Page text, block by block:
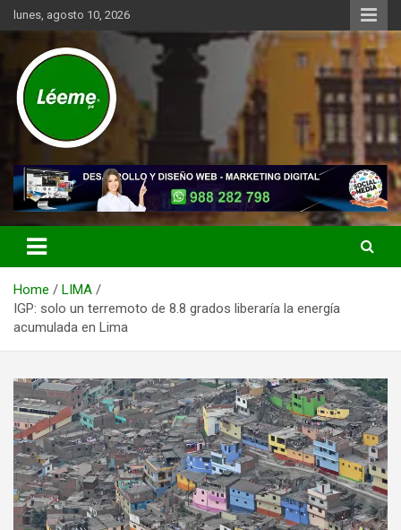
Skip
to
lunes, agosto 10, 2026
Léeme.pe
Noticias de actualidad del mundo distrital, vecinal, municipal y de
negocios a nivel de Lima Metropolitana, sin descuidar las noticias
de alcance nacional.
Home
LIMA
IGP: solo un terremoto de 8.8 grados liberaría la energía
acumulada en Lima